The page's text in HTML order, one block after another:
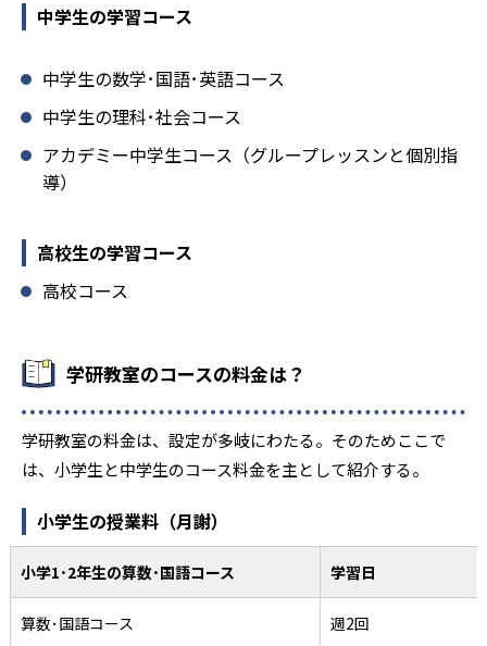
中学生の学習コース
中学生の数学･国語･英語コース
中学生の理科･社会コース
アカデミー中学生コース（グループレッスンと個別指
導）
高校生の学習コース
高校コース
学研教室のコースの料金は？
学研教室の料金は、設定が多岐にわたる。そのためここで
は、小学生と中学生のコース料金を主として紹介する。
小学生の授業料（月謝）
小学1･2年生の算数･国語コース 学習日
算数･国語コース 週2回